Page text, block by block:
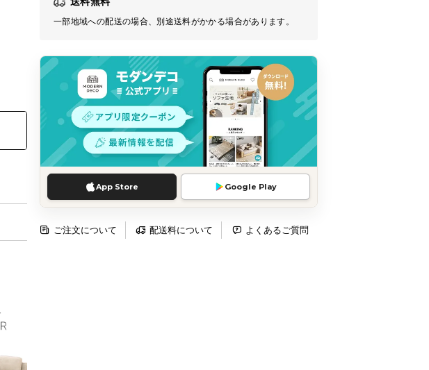
一部地域への配送の場合、別途送料がかかる場合があります。
App Store Google Play
ご注文について 配送料について よくあるご質問